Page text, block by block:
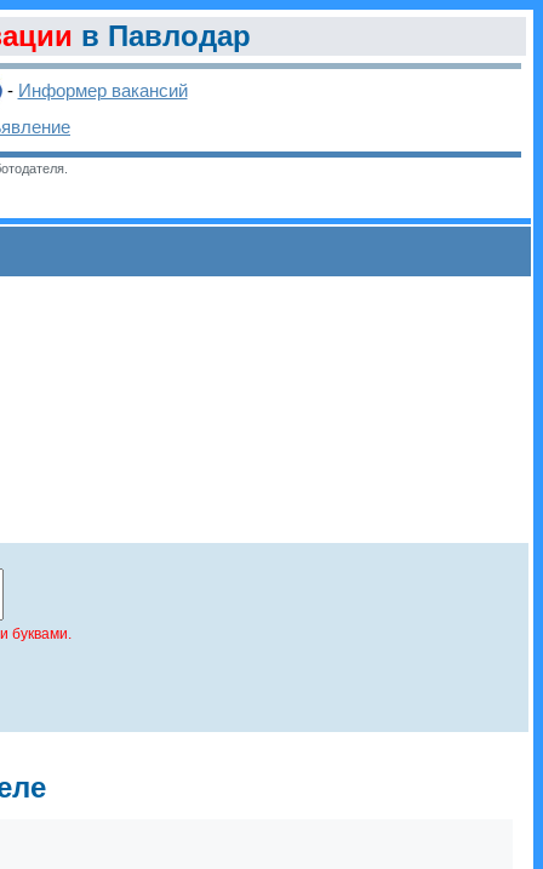
в Павлодар
- Информер вакансий
буквами.